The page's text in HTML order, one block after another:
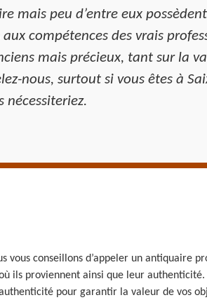
mais peu d’entre eux
compétences des vrais
mais précieux, tant sur la
nous, surtout si vous êtes à
vous conseillons d’appeler un antiquaire
ils proviennent ainsi que leur authenticité.
pour garantir la valeur de vos